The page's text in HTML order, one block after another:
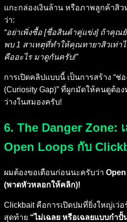
แกะกล่องเงินล้าน หรือภาพลูกค้าสิ
ว่า:
“อย่าเพิ่งซื้อ [ชื่อสินค้าคู่แข่ง] ถ้าคุ
พบ 1 สาเหตุที่ทำให้คุณทายาสิวเท่า
คืออะไร มาดูกันครับ!”
การเปิดคลิปแบบนี้ เป็นการสร้าง “ช่
(Curiosity Gap)” ที่ผูกมัดให้คนดูต้อ
ว่างในสมองครับ!
6. The Danger Zone:
Open Loops กับ
ผมต้องขอเตือนก่อนนะครับว่า
(พาดหัวหลอกให้คลิก)!
Clickbait คือการเปิดปมที่ยิ่งใหญ่เว่อ
สุดท้าย “ไม่เฉลย หรือเฉลยแบบกำ